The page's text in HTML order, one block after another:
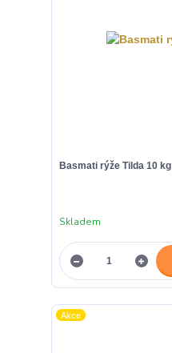
Basmati rýže Tilda 10 kg
Skladem
Akce